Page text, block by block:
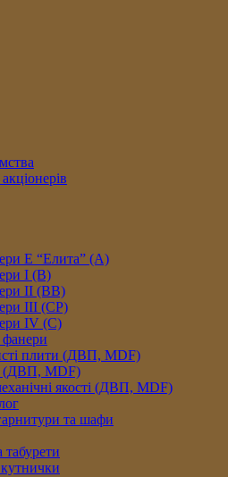
E “Елита” (A)
I (В)
II (ВB)
III (CP)
IV (C)
плити (ДВП, MDF)
(ДВП, MDF)
якості (ДВП, MDF)
та шафи
табурети